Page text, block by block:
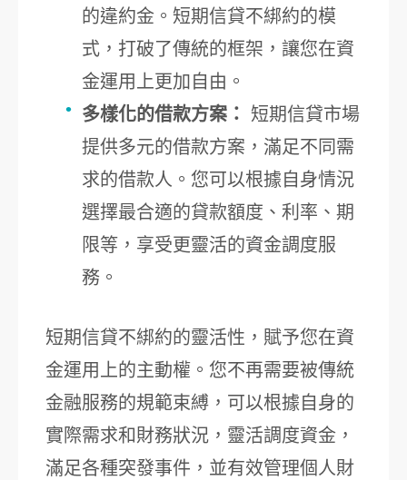
的違約金。短期信貸不綁約的模
式，打破了傳統的框架，讓您在資
金運用上更加自由。
多樣化的借款方案： 短期信貸市場
提供多元的借款方案，滿足不同需
求的借款人。您可以根據自身情況
選擇最合適的貸款額度、利率、期
限等，享受更靈活的資金調度服
務。
短期信貸不綁約的靈活性，賦予您在資
金運用上的主動權。您不再需要被傳統
金融服務的規範束縛，可以根據自身的
實際需求和財務狀況，靈活調度資金，
滿足各種突發事件，並有效管理個人財